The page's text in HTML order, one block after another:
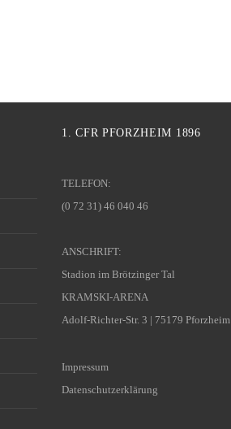
1. CFR PFORZHEIM 1896
TELEFON:
(0 72 31) 46 040 46
ANSCHRIFT:
Stadion im Brötzinger Tal
KRAMSKI-ARENA
Adolf-Richter-Str. 3 | 75179 Pforzheim
Impressum
Datenschutzerklärung